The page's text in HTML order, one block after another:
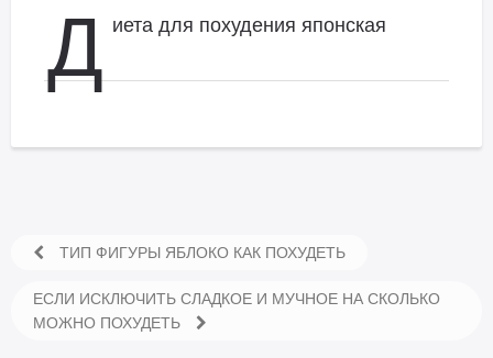
Д иета для похудения японская
ТИП ФИГУРЫ ЯБЛОКО КАК ПОХУДЕТЬ
ЕСЛИ ИСКЛЮЧИТЬ СЛАДКОЕ И МУЧНОЕ НА СКОЛЬКО
МОЖНО ПОХУДЕТЬ